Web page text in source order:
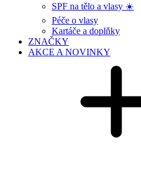
SPF na tělo a vlasy ☀️
Péče o vlasy
Kartáče a doplňky
ZNAČKY
AKCE A NOVINKY